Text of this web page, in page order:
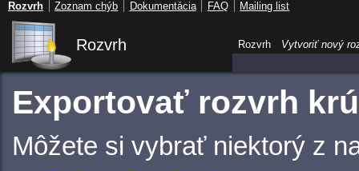
Rozvrh
Exportovať rozvrh
Môžete si vybrať niektorý z
Rozvrh Vytvoriť nový
Rozvrh Zoznam chýb Dokumentácia FAQ Mailing list